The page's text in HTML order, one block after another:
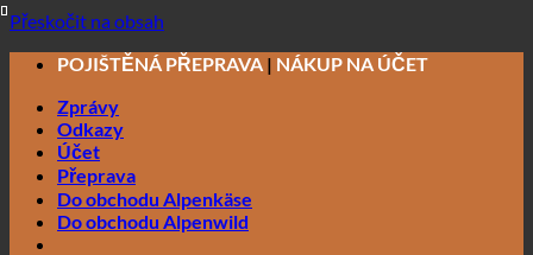
Přeskočit na obsah
POJIŠTĚNÁ PŘEPRAVA | NÁKUP NA ÚČET
Zprávy
Odkazy
Účet
Přeprava
Do obchodu Alpenkäse
Do obchodu Alpenwild